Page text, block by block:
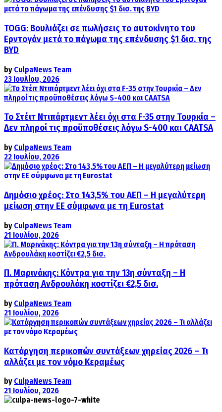
TOGG: Βουλιάζει σε πωλήσεις το αυτοκίνητο του
Ερντογάν μετά το πάγωμα της επένδυσης $1 δισ. της
BYD
by CulpaNews Team
23 Ιουλίου, 2026
Το Στέιτ Ντιπάρτμεντ λέει όχι στα F-35 στην Τουρκία –
Δεν πληροί τις προϋποθέσεις λόγω S-400 και CAATSA
by CulpaNews Team
22 Ιουλίου, 2026
Δημόσιο χρέος: Στο 143,5% του ΑΕΠ – Η μεγαλύτερη
μείωση στην ΕΕ σύμφωνα με τη Eurostat
by CulpaNews Team
21 Ιουλίου, 2026
Π. Μαρινάκης: Κόντρα για την 13η σύνταξη – Η
πρόταση Ανδρουλάκη κοστίζει €2,5 δισ.
by CulpaNews Team
21 Ιουλίου, 2026
Κατάργηση περικοπών συντάξεων χηρείας 2026 – Τι
αλλάζει με τον νόμο Κεραμέως
by CulpaNews Team
21 Ιουλίου, 2026